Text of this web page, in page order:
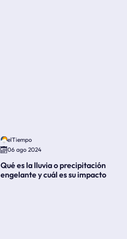
elTiempo
06 ago 2024
Qué es la lluvia o precipitación
engelante y cuál es su impacto